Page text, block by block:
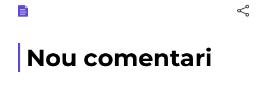
Nou comentari